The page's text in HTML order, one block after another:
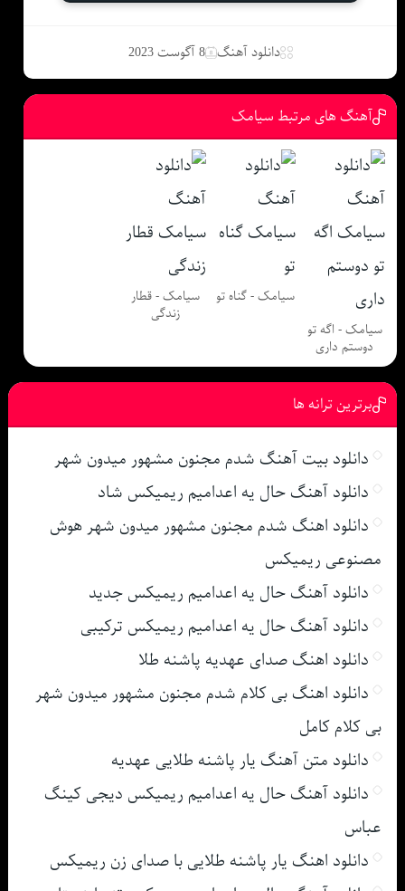
دانلود آهنگ 8 آگوست 2023
آهنگ های مرتبط سیامک
سیامک - اگه تو
دوستم داری
سیامک - گناه تو
سیامک - قطار
زندگی
برترین ترانه ها
دانلود بیت آهنگ شدم مجنون مشهور میدون شهر
دانلود آهنگ حال یه اعدامیم ریمیکس شاد
دانلود اهنگ شدم مجنون مشهور میدون شهر هوش
مصنوعی ریمیکس
دانلود آهنگ حال یه اعدامیم ریمیکس جدید
دانلود آهنگ حال یه اعدامیم ریمیکس ترکیبی
دانلود اهنگ صدای عهدیه پاشنه طلا
دانلود اهنگ بی کلام شدم مجنون مشهور میدون شهر
بی کلام کامل
دانلود متن آهنگ یار پاشنه طلایی عهدیه
دانلود آهنگ حال یه اعدامیم ریمیکس دیجی کینگ
عباس
دانلود اهنگ یار پاشنه طلایی با صدای زن ریمیکس